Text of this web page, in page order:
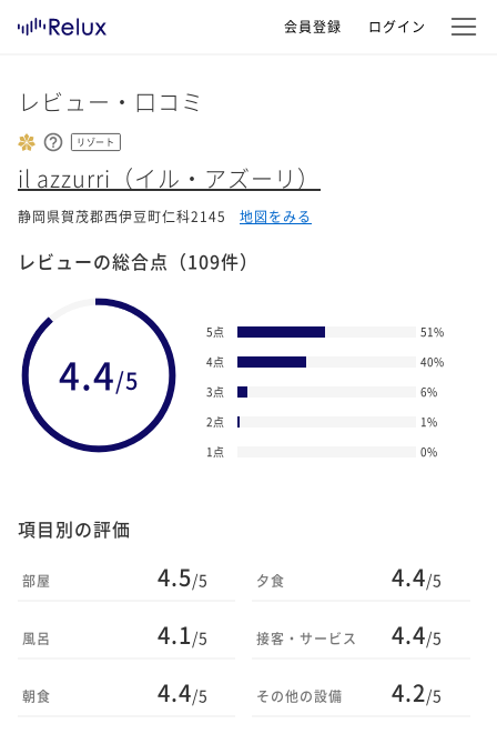
会員登録 ログイン
レビュー・口コミ
リゾート
il azzurri（イル・アズーリ）
静岡県賀茂郡西伊豆町仁科2145 地図をみる
レビューの総合点 （109件）
4.4/5
5点 51%
4点
40%
3点
6%
2点
1%
1点
0%
項目別の評価
部屋 4.5/5
風呂 4.1/5
朝食 4.4/5
夕食 4.4/5
接客・サービス 4.4/5
その他の設備 4.2/5